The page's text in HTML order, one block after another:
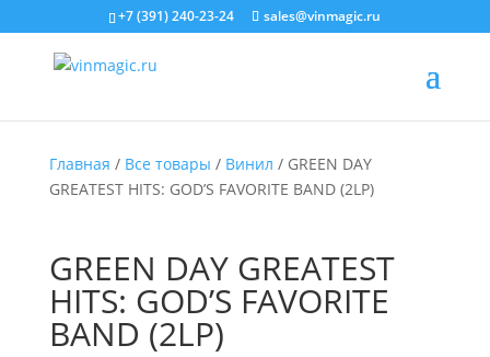
+7 (391) 240-23-24 sales@vinmagic.ru
Главная / Все товары / Винил / GREEN DAY
GREATEST HITS: GOD’S FAVORITE BAND (2LP)
GREEN DAY GREATEST
HITS: GOD’S FAVORITE
BAND (2LP)